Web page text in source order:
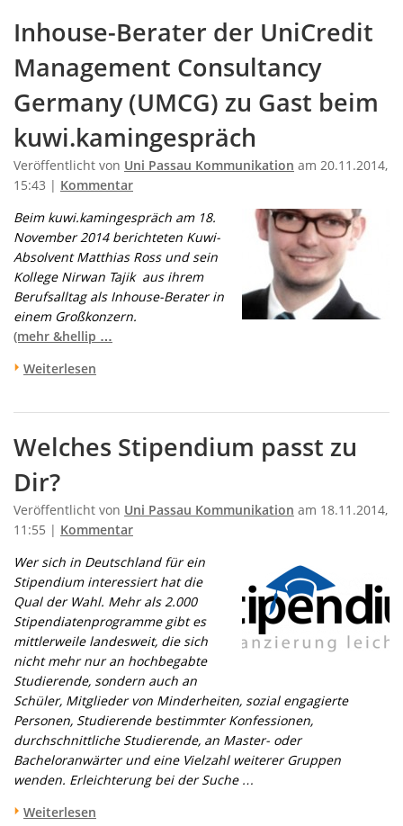
Inhouse-Berater der UniCredit
Management Consultancy
Germany (UMCG) zu Gast beim
kuwi.kamingespräch
Veröffentlicht von Uni Passau Kommunikation am 20.11.2014,
15:43 | Kommentar
Beim kuwi.kamingespräch am 18.
November 2014 berichteten Kuwi-
Absolvent Matthias Ross und sein
Kollege Nirwan Tajik aus ihrem
Berufsalltag als Inhouse-Berater in
einem Großkonzern.
(mehr &hellip …
Weiterlesen
Welches Stipendium passt zu
Dir?
Veröffentlicht von Uni Passau Kommunikation am 18.11.2014,
11:55 | Kommentar
Wer sich in Deutschland für ein
Stipendium interessiert hat die
Qual der Wahl. Mehr als 2.000
Stipendiatenprogramme gibt es
mittlerweile landesweit, die sich
nicht mehr nur an hochbegabte
Studierende, sondern auch an
Schüler, Mitglieder von Minderheiten, sozial engagierte
Personen, Studierende bestimmter Konfessionen,
durchschnittliche Studierende, an Master- oder
Bacheloranwärter und eine Vielzahl weiterer Gruppen
wenden. Erleichterung bei der Suche …
Weiterlesen